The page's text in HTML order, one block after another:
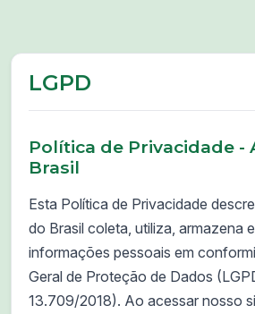
LGPD
Política de Privacidade -
Brasil
Esta Política de Privacidade
do Brasil coleta, utiliza, armazena
informações pessoais em
Geral de Proteção de Dados
13.709/2018). Ao acessar nosso